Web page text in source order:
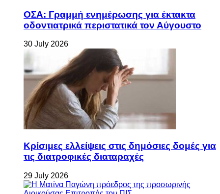
ΟΣΑ: Γραμμή ενημέρωσης για έκτακτα
οδοντιατρικά περιστατικά τον Αύγουστο
30 July 2026
Κρίσιμες ελλείψεις στις δημόσιες δομές για
τις διατροφικές διαταραχές
29 July 2026